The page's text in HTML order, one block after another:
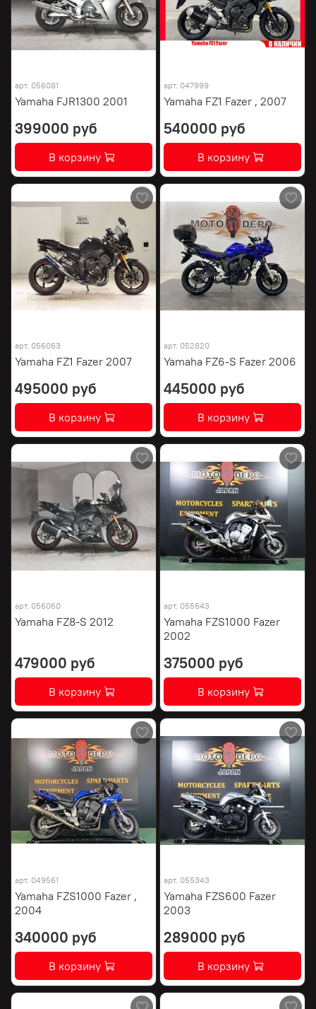
арт. 056081
Yamaha FJR1300 2001
399000 руб
В корзину
арт. 047999
Yamaha FZ1 Fazer , 2007
540000 руб
В корзину
арт. 056063
Yamaha FZ1 Fazer 2007
495000 руб
В корзину
арт. 052820
Yamaha FZ6-S Fazer 2006
445000 руб
В корзину
арт. 056060
Yamaha FZ8-S 2012
479000 руб
В корзину
арт. 055643
Yamaha FZS1000 Fazer
2002
375000 руб
В корзину
арт. 049561
Yamaha FZS1000 Fazer ,
2004
340000 руб
В корзину
арт. 055343
Yamaha FZS600 Fazer
2003
289000 руб
В корзину